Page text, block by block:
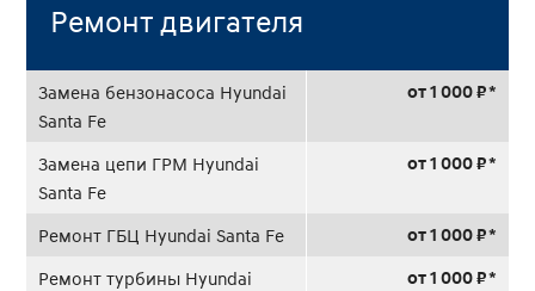
Ремонт двигателя
Замена бензонасоса Hyundai
Santa Fe
от 1 000 ₽ *
Замена цепи ГРМ Hyundai
Santa Fe
от 1 000 ₽ *
Ремонт ГБЦ Hyundai Santa Fe от 1 000 ₽ *
Ремонт турбины Hyundai
от 1 000 ₽ *